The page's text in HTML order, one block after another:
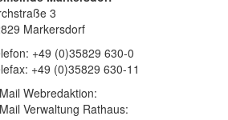
3
Markersdorf
+49 (0)35829 630-0
+49 (0)35829 630-11
Webredaktion:
Verwaltung Rathaus: